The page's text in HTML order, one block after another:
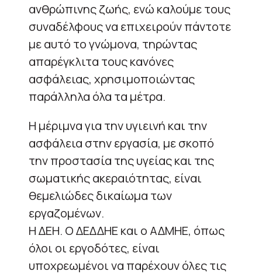
ανθρώπινης ζωής, ενώ καλούμε τους
συναδέλφους να επιχειρούν πάντοτε
με αυτό το γνώμονα, τηρώντας
απαρέγκλιτα τους κανόνες
ασφάλειας, χρησιμοποιώντας
παράλληλα όλα τα μέτρα.
Η μέριμνα για την υγιεινή και την
ασφάλεια στην εργασία, με σκοπό
την προστασία της υγείας και της
σωματικής ακεραιότητας, είναι
θεμελιώδες δικαίωμα των
εργαζομένων.
Η ΔΕΗ. Ο ΔΕΔΔΗΕ και ο ΑΔΜΗΕ, όπως
όλοι οι εργοδότες, είναι
υποχρεωμένοι να παρέχουν όλες τις